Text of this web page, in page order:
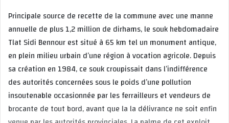
Principale source de recette de la commune avec une manne
annuelle de plus 1,2 million de dirhams, le souk hebdomadaire
Tlat Sidi Bennour est situé à 65 km tel un monument antique,
en plein milieu urbain d’une région à vocation agricole. Depuis
sa création en 1984, ce souk croupissait dans l’indifférence
des autorités concernées sous le poids d’une pollution
insoutenable occasionnée par les ferrailleurs et vendeurs de
brocante de tout bord, avant que la la délivrance ne soit enfin